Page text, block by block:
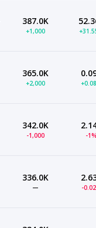
387.0K
+1,000
365.0K
+2,000
342.0K
-1,000 -
336.0K
— -